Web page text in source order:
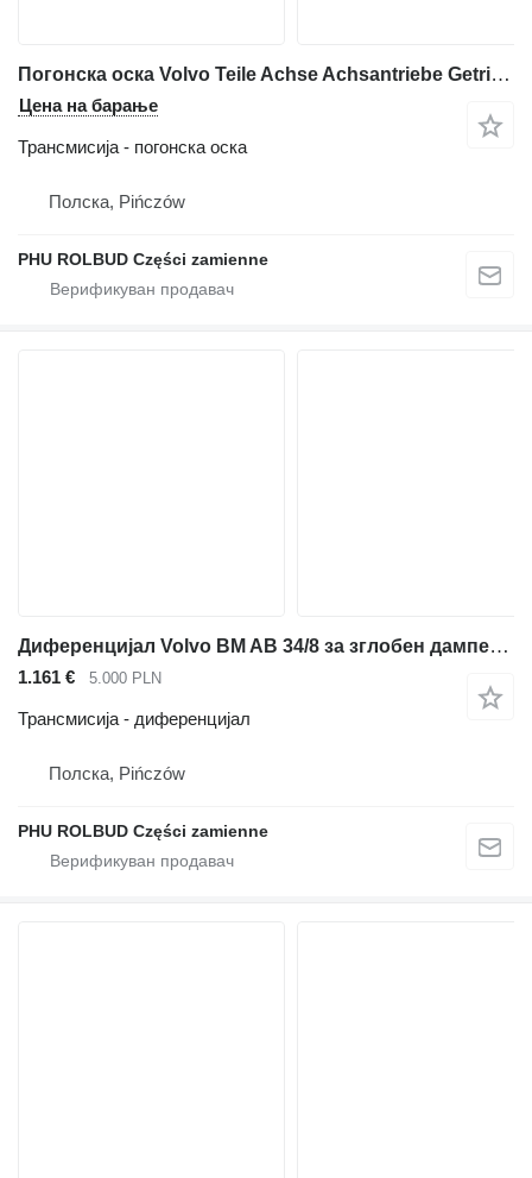
Погонска оска Volvo Teile Achse Achsantriebe Getriebe Motor Hydrauliczylinder за зглобен дампер Volvo A25C A30C A25D A30D
Цена на барање
Трансмисија - погонска оска
Полска, Pińczów
PHU ROLBUD Części zamienne
Диференцијал Volvo BM AB 34/8 за зглобен дампер Volvo A25 A30
1.161 € 5.000 PLN
Трансмисија - диференцијал
Полска, Pińczów
PHU ROLBUD Części zamienne